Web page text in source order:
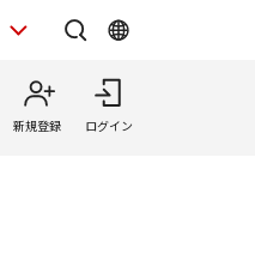
新規登録 ログイン